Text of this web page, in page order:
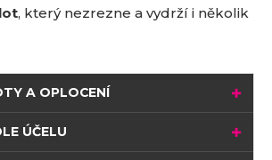
, který nezrezne a vydrží i několik
A OPLOCENÍ
ÚČELU